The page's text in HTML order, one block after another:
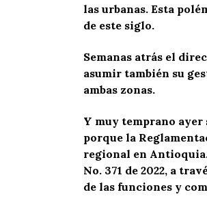
las urbanas. Esta
de este siglo.
Semanas atrás el
asumir también su
ambas zonas.
Y muy temprano
porque la
regional en
No. 371 de 2022, a
de las funciones y